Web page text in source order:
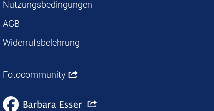
Nutzungsbedingungen
AGB
Widerrufsbelehrung
Fotocommunity